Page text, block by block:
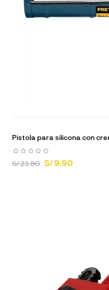
Pistola para silicona con
S/ 23.80 S/ 9.90